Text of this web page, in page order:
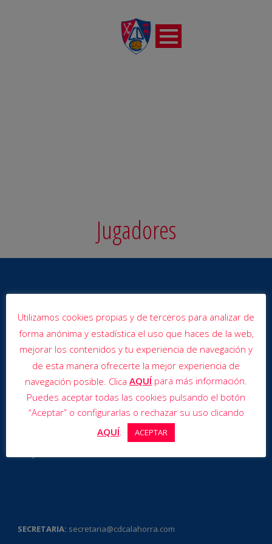
Jugadores
Club Deportivo Calahorra
Carretera de Arnedo s/n
26500 – Calahorra (La Rioja)
SECRETARIA: secretaria@cdcalahorra.com
Utilizamos cookies propias y de terceros para analizar de
forma anónima y estadística el uso que haces de la web,
mejorar los contenidos y tu experiencia de navegación y
de esta manera ofrecerte la mejor experiencia de
navegación posible. Clica AQUÍ para más información.
Puedes aceptar todas las cookies pulsando el botón
“Aceptar” o configurarlas o rechazar su uso clicando
AQUÍ. ACEPTAR